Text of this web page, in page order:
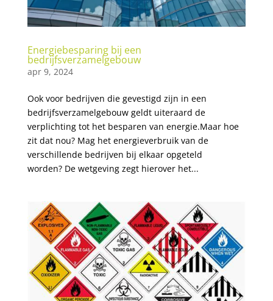
Energiebesparing bij een
bedrijfsverzamelgebouw
apr 9, 2024
Ook voor bedrijven die gevestigd zijn in een
bedrijfsverzamelgebouw geldt uiteraard de
verplichting tot het besparen van energie.Maar hoe
zit dat nou? Mag het energieverbruik van de
verschillende bedrijven bij elkaar opgeteld
worden? De wetgeving zegt hierover het...